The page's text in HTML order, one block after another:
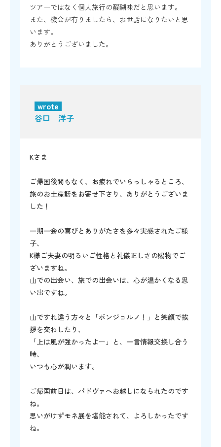
ツアーではなく個人旅行の醍醐味だと思います。
また、機会が有りましたら、お世話になりたいと思
います。
ありがとうございました。
wrote
谷口 洋子
Kさま
ご帰国後間もなく、お疲れでいらっしゃるところ、
旅のお土産話をお寄せ下さり、ありがとうございま
した！
一期一会の喜びとありがたさを多々実感されたご様
子、
K様ご夫妻の明るいご性格と礼儀正しさの賜物でご
ざいますね。
山での出会い、旅での出会いは、心が温かくなる思
い出ですね。
山ですれ違う方々と「ボンジョルノ！」と笑顔で挨
拶を交わしたり、
「上は風が強かったよー」と、一言情報交換し合う
時、
いつも心が潤います。
ご帰国前日は、パドヴァへお越しになられたのです
ね。
思いがけずモネ展を堪能されて、よろしかったです
ね。